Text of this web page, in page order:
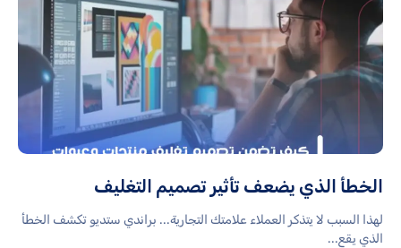
الخطأ الذي يضعف تأثير تصميم التغليف
لهذا السبب لا يتذكر العملاء علامتك التجارية... براندي ستديو تكشف الخطأ
الذي يقع...